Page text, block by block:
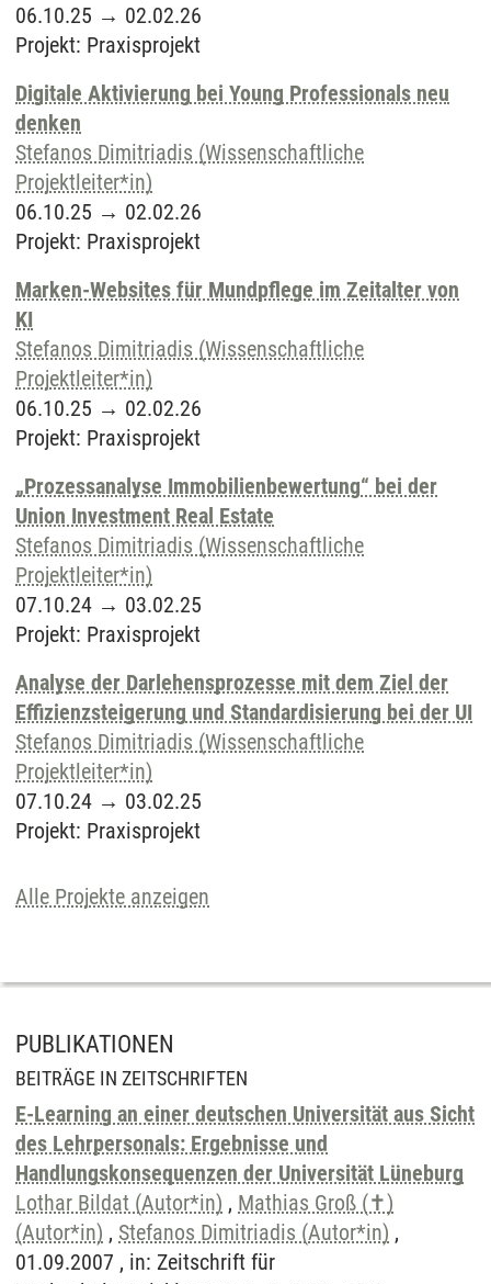
06.10.25 → 02.02.26
Projekt: Praxisprojekt
Digitale Aktivierung bei Young Professionals neu
denken
Stefanos Dimitriadis (Wissenschaftliche
Projektleiter*in)
06.10.25 → 02.02.26
Projekt: Praxisprojekt
Marken-Websites für Mundpflege im Zeitalter von
KI
Stefanos Dimitriadis (Wissenschaftliche
Projektleiter*in)
06.10.25 → 02.02.26
Projekt: Praxisprojekt
„Prozessanalyse Immobilienbewertung“ bei der
Union Investment Real Estate
Stefanos Dimitriadis (Wissenschaftliche
Projektleiter*in)
07.10.24 → 03.02.25
Projekt: Praxisprojekt
Analyse der Darlehensprozesse mit dem Ziel der
Effizienzsteigerung und Standardisierung bei der UI
Stefanos Dimitriadis (Wissenschaftliche
Projektleiter*in)
07.10.24 → 03.02.25
Projekt: Praxisprojekt
Alle Projekte anzeigen
PUBLIKATIONEN
BEITRÄGE IN ZEITSCHRIFTEN
E-Learning an einer deutschen Universität aus Sicht
des Lehrpersonals: Ergebnisse und
Handlungskonsequenzen der Universität Lüneburg
Lothar Bildat (Autor*in) , Mathias Groß (✝)
(Autor*in) , Stefanos Dimitriadis (Autor*in) ,
01.09.2007 , in: Zeitschrift für